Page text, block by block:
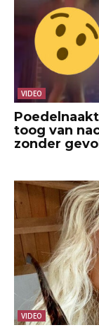
VIDEO
toog van
zonder
VIDEO